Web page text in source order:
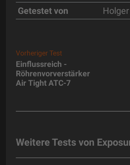
Getestet von
Vorheriger Test
Einflussreich -
Röhrenvorverstärker
Air Tight ATC-7
Weitere Tests von